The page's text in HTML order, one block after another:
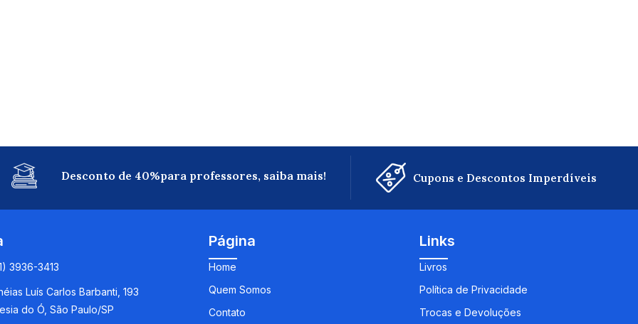
Desconto de 40%para professores, saiba mais! Cupons e Descontos Imperdíveis
3936-3413
Luís Carlos Barbanti, 193
do Ó, São Paulo/SP
Página
Home
Quem Somos
Contato
Links
Livros
Política de Privacidade
Trocas e Devoluções